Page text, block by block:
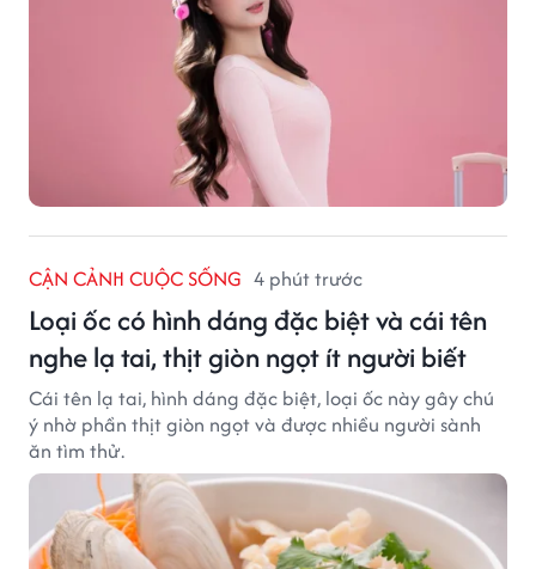
trình, sự kiện liên quan đến truyền thông và thương
CẬN CẢNH CUỘC SỐNG 4 phút trước
Loại ốc có hình dáng đặc biệt và cái tên
nghe lạ tai, thịt giòn ngọt ít người biết
Cái tên lạ tai, hình dáng đặc biệt, loại ốc này gây chú
ý nhờ phần thịt giòn ngọt và được nhiều người sành
ăn tìm thử.